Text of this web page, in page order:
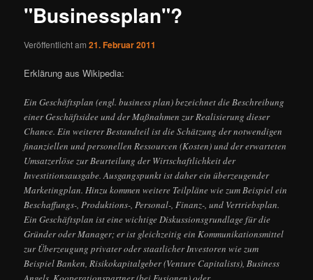
"Businessplan"?
Veröffentlicht am21. Februar 2011
Erklärung aus Wikipedia:
Ein Geschäftsplan (engl. business plan) bezeichnet die Beschreibung
einer Geschäftsidee und der Maßnahmen zur Realisierung dieser
Chance. Ein weiterer Bestandteil ist die Schätzung der notwendigen
finanziellen und personellen Ressourcen (Kosten) und der erwarteten
Umsatzerlöse zur Beurteilung der Wirtschaftlichkeit der
Investitionsausgabe. Ausgangspunkt ist daher ein überzeugender
Marketingplan. Hinzu kommen weitere Teilpläne wie zum Beispiel ein
Beschaffungs-, Produktions-, Personal-, Finanz-, und Vertriebsplan.
Ein Geschäftsplan ist eine wichtige Diskussionsgrundlage für die
Gründer oder Manager; er ist gleichzeitig ein Kommunikationsmittel
zur Überzeugung privater oder staatlicher Investoren wie zum
Beispiel Banken, Risikokapitalgeber (Venture Capitalists), Business